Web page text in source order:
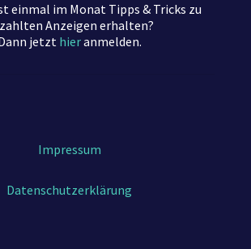
einmal im Monat Tipps & Tricks zu
Anzeigen erhalten?
jetzthieranmelden.
Impressum
Datenschutzerklärung